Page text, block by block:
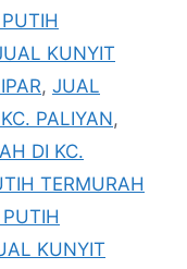
KUNYIT
, JUAL
PALIYAN,
DI KC.
TERMURAH
KUNYIT